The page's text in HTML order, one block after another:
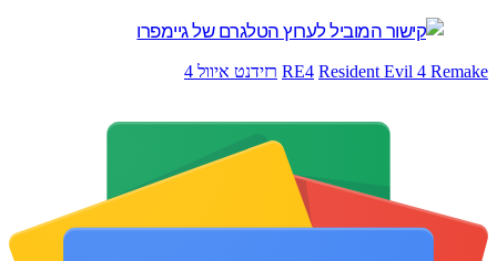
RE4 Resident Evil 4 רזידנט איוול 4